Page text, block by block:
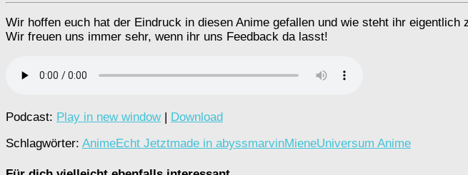
Wir hoffen euch hat der Eindruck in diesen Anime gefallen und wie steht ihr
Wir freuen uns immer sehr, wenn ihr uns Feedback da lasst!
Podcast: Play in new window|
Download
Schlagwörter: AnimeEcht Jetztmade in abyssmarvinMieneUniversum Anime